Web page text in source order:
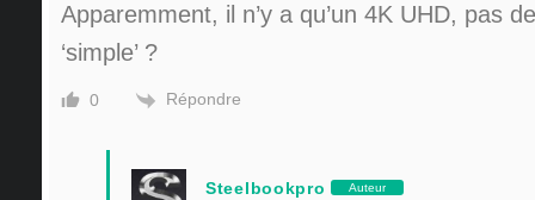
Apparemment, il n’y a qu’un 4K UHD, pas
‘simple’ ?
0 Répondre
Steelbookpro Auteur